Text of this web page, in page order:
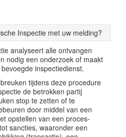
Inspectie met uw melding?
analyseert alle ontvangen
nodig een onderzoek of maakt
inspectiedienst.
tijdens deze procedure
de betrokken partij
stop te zetten of te
door middel van een
opstellen van een proces-
sancties, waaronder een